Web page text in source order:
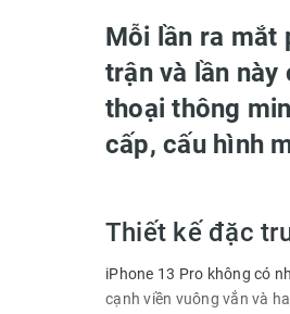
Mỗi lần ra mắt
trận và lần này
thoại thông
cấp, cấu hình
Thiết kế đặc
iPhone 13 Pro không có
cạnh viền vuông vắn và